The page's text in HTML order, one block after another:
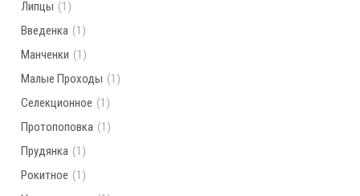
Липцы (1)
Введенка (1)
Манченки (1)
Малые Проходы (1)
Селекционное (1)
Протопоповка (1)
Прудянка (1)
Рокитное (1)